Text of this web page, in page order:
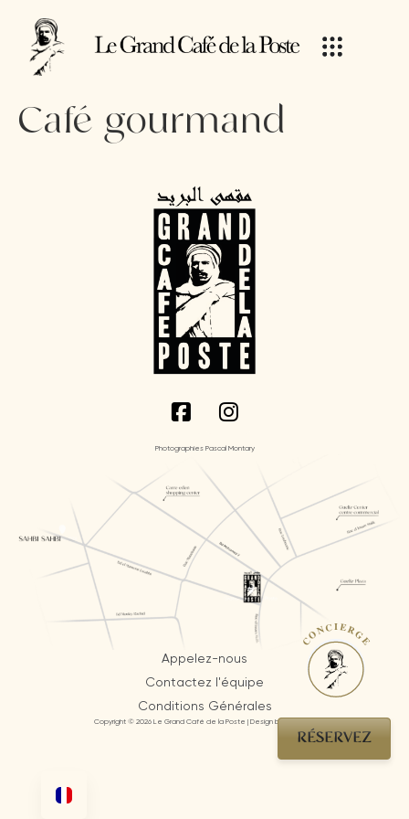
Café gourmand
Appelez-nous
Contactez l'équipe
Conditions Générales
Photographies Pascal Montary
Copyright © 2026 Le Grand Café de la Poste | Design by AI Mosaic
RÉSERVEZ
CONCIERGE